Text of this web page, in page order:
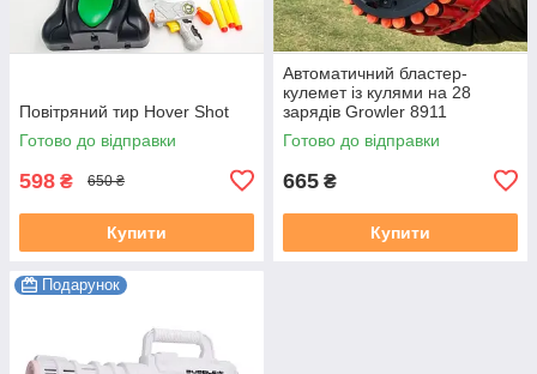
Повітряний тир Hover Shot
Готово до відправки
598 ₴ 650 ₴
Купити
Автоматичний бластер-
кулемет із кулями на 28
зарядів Growler 8911
Готово до відправки
665 ₴
Купити
Подарунок